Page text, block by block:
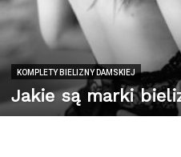
KOMPLETY BIELIZNY DAMSKIEJ
Jakie są marki